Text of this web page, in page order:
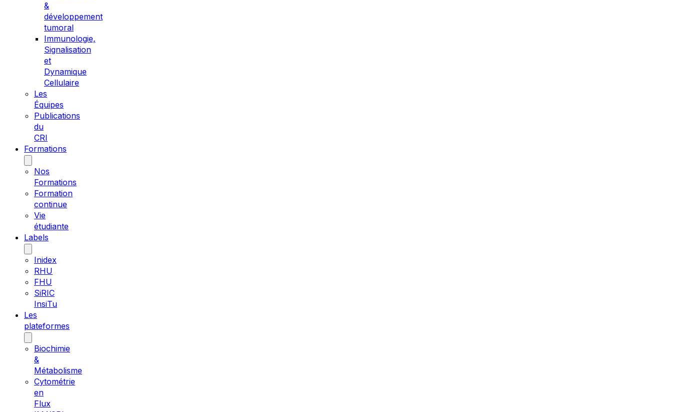
&
développement
tumoral
Immunologie,
Signalisation
et
Dynamique
Cellulaire
Les
Équipes
Publications
du
CRI
Formations
Nos
Formations
Formation
continue
Vie
étudiante
Labels
Inidex
RHU
FHU
SiRIC
InsiTu
Les
plateformes
Biochimie
&
Métabolisme
Cytométrie
en
Flux